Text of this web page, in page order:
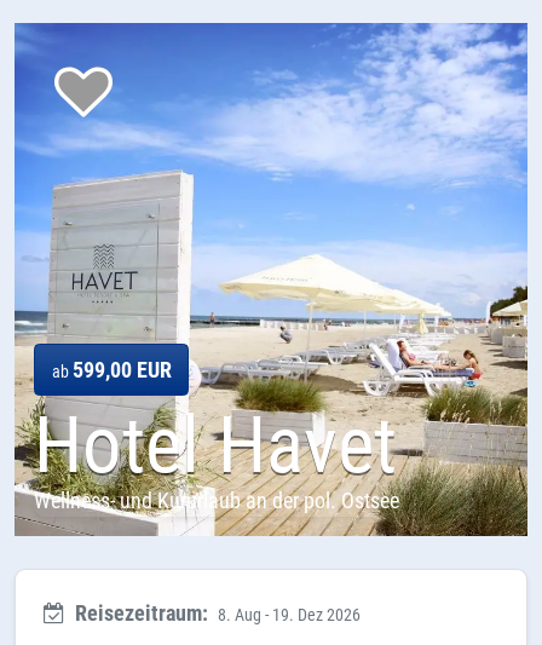
ab599,00 EUR
Hotel Havet
Wellness- und Kururlaub an der pol. Ostsee
Reisezeitraum: 8. Aug - 19. Dez 2026